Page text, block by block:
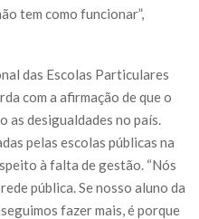
tem como funcionar”,
das Escolas Particulares
com a afirmação de que o
as desigualdades no país.
pelas escolas públicas na
à falta de gestão. “Nós
pública. Se nosso aluno da
fazer mais, é porque